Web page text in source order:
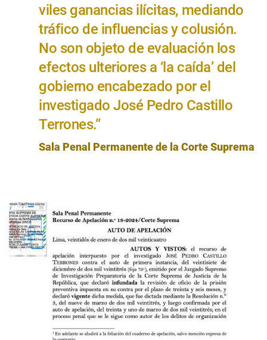
viles ganancias ilícitas, mediando
tráfico de influencias y colusión.
No son objeto de evaluación los
efectos ulteriores a ‘la caída’ del
gobierno encabezado por el
investigado José Pedro Castillo
Terrones.”
Sala Penal Permanente de la Corte Suprema